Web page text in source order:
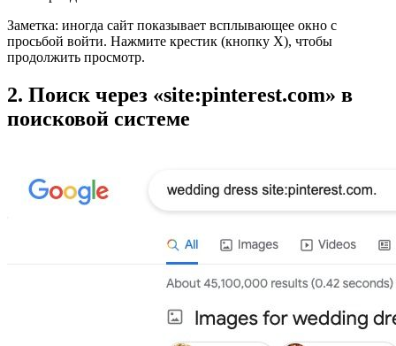
Заметка: иногда сайт показывает всплывающее окно с
просьбой войти. Нажмите крестик (кнопку X), чтобы
продолжить просмотр.
2. Поиск через «site:pinterest.com» в
поисковой системе